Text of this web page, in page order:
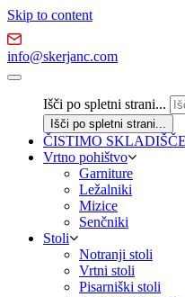
Skip to content
info@skerjanc.com
Išči po spletni strani...
ČISTIMO SKLADIŠČE
Vrtno pohištvo
Garniture
Ležalniki
Mizice
Senčniki
Stoli
Notranji stoli
Vrtni stoli
Pisarniški stoli